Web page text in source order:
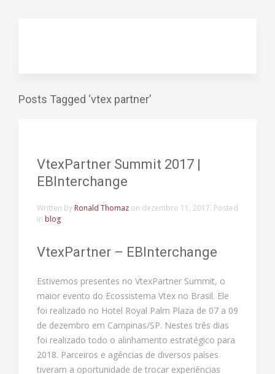
Posts Tagged ‘vtex partner’
VtexPartner Summit 2017 |
EBInterchange
Written by Ronald Thomaz on dezembro 11, 2017. Posted
in blog
VtexPartner – EBInterchange
Estivemos presentes no VtexPartner Summit, o
maior evento do Ecossistema Vtex no Brasil. Ele
foi realizado no Hotel Royal Palm Plaza de 07 a 09
de dezembro em Campinas/SP. Nestes três dias
foi realizado todo o alinhamento estratégico para
2018. Parceiros e agências de diversos países
tiveram a oportunidade de trocar experiências